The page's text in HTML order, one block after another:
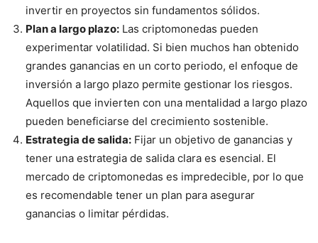
invertir en proyectos sin fundamentos sólidos.
Plan a largo plazo: Las criptomonedas pueden
experimentar volatilidad. Si bien muchos han obtenido
grandes ganancias en un corto periodo, el enfoque de
inversión a largo plazo permite gestionar los riesgos.
Aquellos que invierten con una mentalidad a largo plazo
pueden beneficiarse del crecimiento sostenible.
Estrategia de salida: Fijar un objetivo de ganancias y
tener una estrategia de salida clara es esencial. El
mercado de criptomonedas es impredecible, por lo que
es recomendable tener un plan para asegurar
ganancias o limitar pérdidas.